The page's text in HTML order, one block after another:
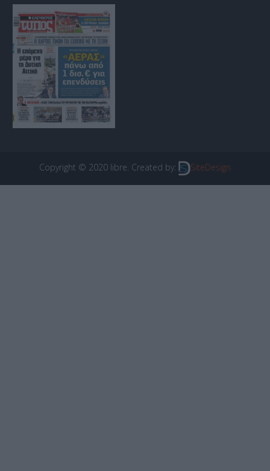
Copyright © 2020 libre. Created by: SiteDesign